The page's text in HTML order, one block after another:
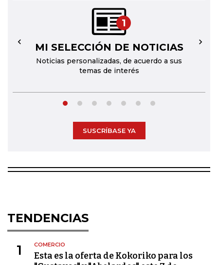
1
MI SELECCIÓN DE NOTICIAS
Noticias personalizadas, de acuerdo a sus
temas de interés
← →
SUSCRÍBASE YA
TENDENCIAS
1 COMERCIO
Esta es la oferta de Kokoriko para los